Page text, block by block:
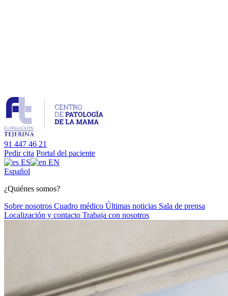
91 447 46 21
Pedir cita Portal del paciente
ES
EN
Español
¿Quiénes somos?
Sobre nosotros Cuadro médico Últimas noticias Sala de prensa
Localización y contacto Trabaja con nosotros